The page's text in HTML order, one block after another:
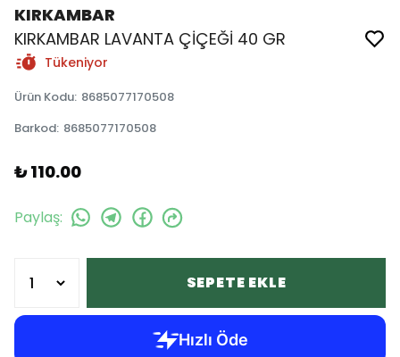
KIRKAMBAR
KIRKAMBAR LAVANTA ÇİÇEĞİ 40 GR
Tükeniyor
Ürün Kodu: 8685077170508
Barkod: 8685077170508
₺ 110.00
Paylaş:
SEPETE EKLE